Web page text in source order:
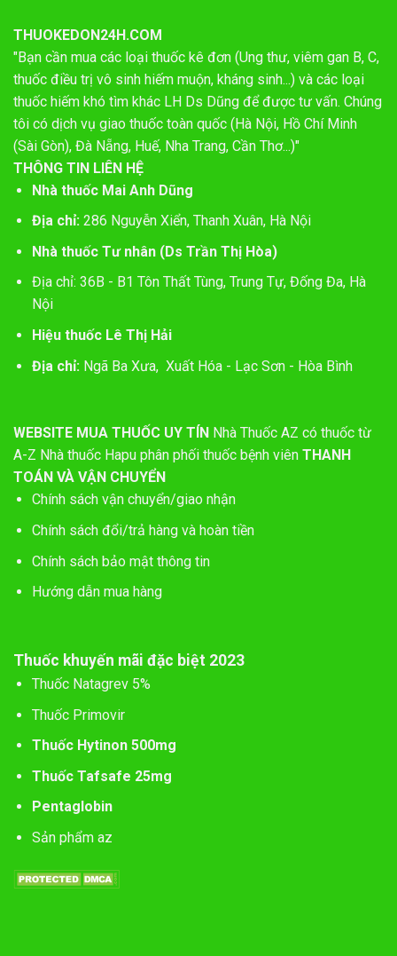
THUOKEDON24H.COM
"Bạn cần mua các loại thuốc kê đơn (Ung thư, viêm gan B, C,
thuốc điều trị vô sinh hiếm muộn, kháng sinh...) và các loại
thuốc hiếm khó tìm khác LH Ds Dũng để được tư vấn. Chúng
tôi có dịch vụ giao thuốc toàn quốc (Hà Nội, Hồ Chí Minh
(Sài Gòn), Đà Nẵng, Huế, Nha Trang, Cần Thơ...)"
THÔNG TIN LIÊN HỆ
Nhà thuốc Mai Anh Dũng
Địa chỉ:286 Nguyễn Xiển, Thanh Xuân, Hà Nội
Nhà thuốc Tư nhân (Ds Trần Thị Hòa)
Địa chỉ: 36B - B1 Tôn Thất Tùng, Trung Tự, Đống Đa, Hà
Nội
Hiệu thuốc Lê Thị Hải
Địa chỉ: Ngã Ba Xưa, Xuất Hóa - Lạc Sơn - Hòa Bình
WEBSITE MUA THUỐC UY TÍN Nhà Thuốc AZ có thuốc từ
A-Z Nhà thuốc Hapu phân phối thuốc bệnh viên THANH
TOÁN VÀ VẬN CHUYỂN
Chính sách vận chuyển/giao nhận
Chính sách đổi/trả hàng và hoàn tiền
Chính sách bảo mật thông tin
Hướng dẫn mua hàng
Thuốc khuyến mãi đặc biệt 2023
Thuốc Natagrev 5%
Thuốc Primovir
Thuốc Hytinon 500mg
Thuốc Tafsafe 25mg
Pentaglobin
Sản phẩm az